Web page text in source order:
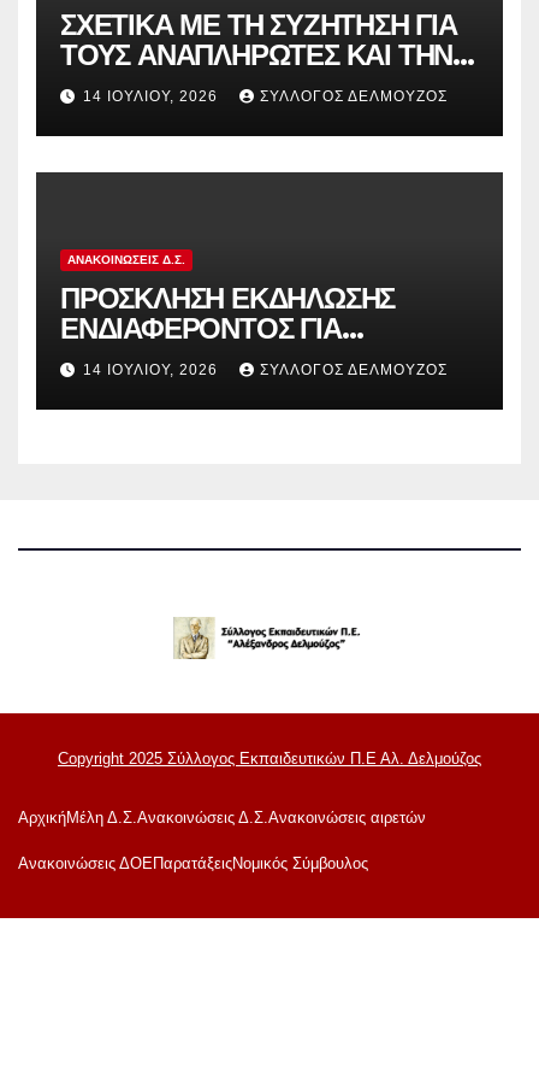
ΣΧΕΤΙΚΑ ΜΕ ΤΗ ΣΥΖΗΤΗΣΗ ΓΙΑ
ΤΟΥΣ ΑΝΑΠΛΗΡΩΤΕΣ ΚΑΙ ΤΗΝ
ΠΑΡΑΠΟΜΠΗ ΤΗΣ ΕΛΛΑΔΑΣ
ΣΤΟ ΕΥΡΩΠΑΪΚΟ ΔΙΚΑΣΤΗΡΙΟ
14 ΙΟΥΛΊΟΥ, 2026 ΣΎΛΛΟΓΟΣ ΔΕΛΜΟΎΖΟΣ
ΑΝΑΚΟΙΝΏΣΕΙΣ Δ.Σ.
ΠΡΟΣΚΛΗΣΗ ΕΚΔΗΛΩΣΗΣ
ΕΝΔΙΑΦΕΡΟΝΤΟΣ ΓΙΑ
ΚΑΤΑΣΚΗΝΩΣΕΙΣ ΔΟΕ
14 ΙΟΥΛΊΟΥ, 2026 ΣΎΛΛΟΓΟΣ ΔΕΛΜΟΎΖΟΣ
Copyright 2025 Σύλλογος Εκπαιδευτικών Π.Ε Αλ. Δελμούζος
ΑρχικήΜέλη Δ.Σ. Ανακοινώσεις Δ.Σ. Ανακοινώσεις αιρετών
Ανακoινώσεις ΔΟΕΠαρατάξειςΝομικός Σύμβουλος